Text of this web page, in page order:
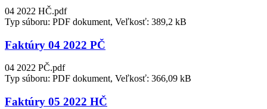
04 2022 HČ.pdf
Typ súboru: PDF dokument, Veľkosť: 389,2 kB
Faktúry 04 2022 PČ
04 2022 PČ.pdf
Typ súboru: PDF dokument, Veľkosť: 366,09 kB
Faktúry 05 2022 HČ